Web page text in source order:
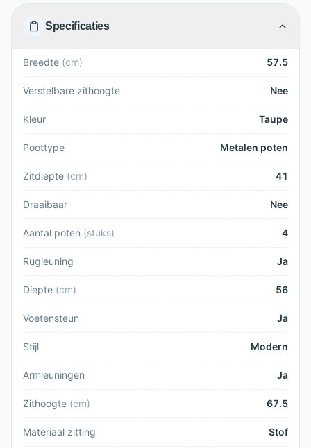
Specificaties
Breedte (cm) 57.5
Verstelbare zithoogte Nee
Kleur Taupe
Poottype Metalen poten
Zitdiepte (cm) 41
Draaibaar Nee
Aantal poten (stuks) 4
Rugleuning Ja
Diepte (cm) 56
Voetensteun Ja
Stijl Modern
Armleuningen Ja
Zithoogte (cm) 67.5
Materiaal zitting Stof